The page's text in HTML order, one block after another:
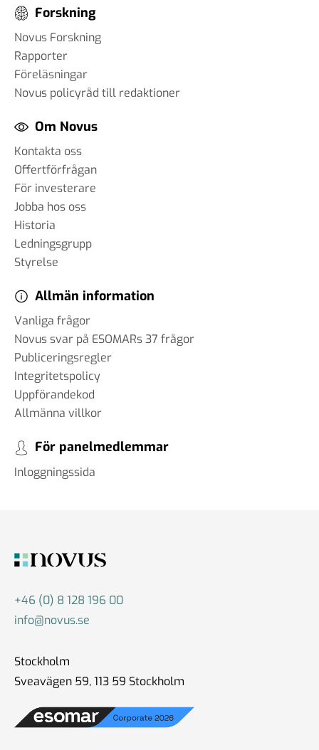
Forskning
Novus Forskning
Rapporter
Föreläsningar
Novus policyråd till redaktioner
Om Novus
Kontakta oss
Offertförfrågan
För investerare
Jobba hos oss
Historia
Ledningsgrupp
Styrelse
Allmän information
Vanliga frågor
Novus svar på ESOMARs 37 frågor
Publiceringsregler
Integritetspolicy
Uppförandekod
Allmänna villkor
För panelmedlemmar
Inloggningssida
+46 (0) 8 128 196 00
info@novus.se
Stockholm
Sveavägen 59, 113 59 Stockholm